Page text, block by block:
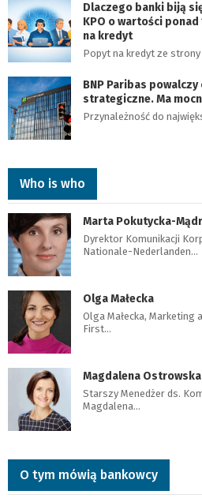
Dlaczego banki biją
KPO o wartości
na kredyt
Popyt na kredyt ze
BNP Paribas
strategiczne. Ma
Przynależność do
Who is who
Marta Pokutycka-
Dyrektor Komunikacji
Nationale-Nederlanden…
Olga Małecka
Olga Małecka, Marketing
First…
Magdalena Ostrowska
Starszy Menedżer ds.
Magdalena…
O tym mówią bankowcy